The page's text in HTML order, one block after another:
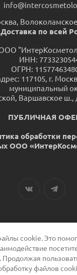
Доставка по всей
ИНН:
ОГРН:
117105, г.
муниципальный
Варшавское ш.,
ПУБЛИЧНАЯ
обработки
ООО
© Сервис для
cookie. Это
Продолжая
файлов